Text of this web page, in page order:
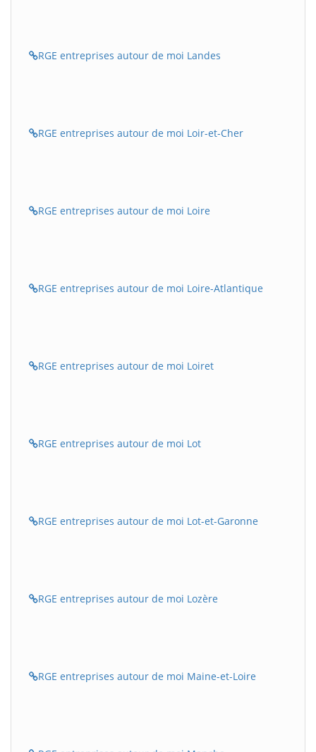
RGE entreprises autour de moi Landes
RGE entreprises autour de moi Loir-et-Cher
RGE entreprises autour de moi Loire
RGE entreprises autour de moi Loire-Atlantique
RGE entreprises autour de moi Loiret
RGE entreprises autour de moi Lot
RGE entreprises autour de moi Lot-et-Garonne
RGE entreprises autour de moi Lozère
RGE entreprises autour de moi Maine-et-Loire